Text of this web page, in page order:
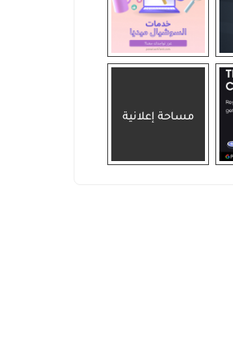
مساحة إعلانية